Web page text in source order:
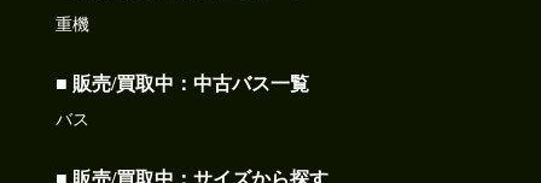
重機
■ 販売/買取中：中古バス一覧
バス
■ 販売/買取中：サイズから探す